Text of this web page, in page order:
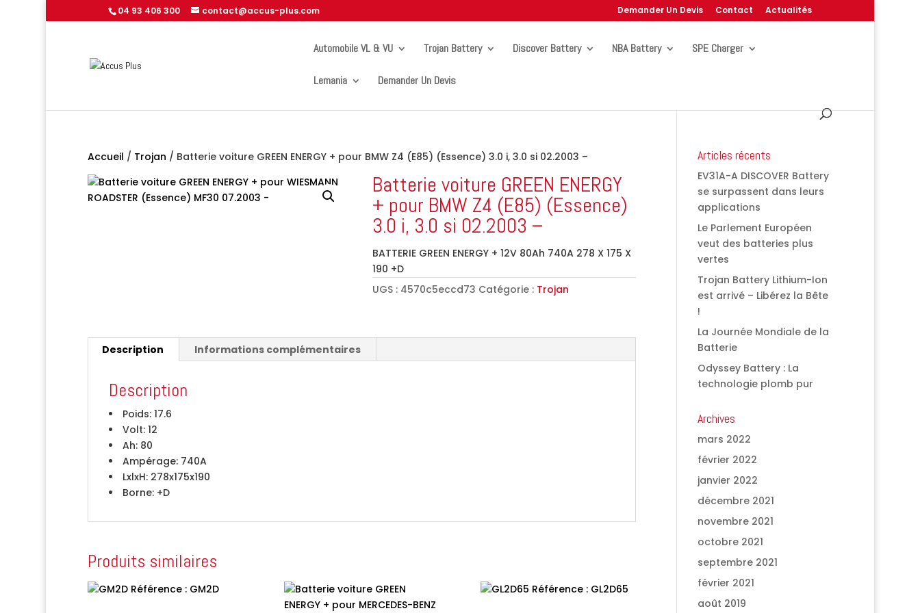
04 93 406 300 contact@accus-plus.com Demander Un Devis Contact Actualités
Automobile VL & VU Trojan Battery Discover Battery NBA Battery SPE Charger
Lemania Demander Un Devis
Accueil / Trojan / Batterie voiture GREEN ENERGY + pour BMW Z4 (E85) (Essence) 3.0 i, 3.0 si 02.2003 –
Batterie voiture GREEN ENERGY
+ pour BMW Z4 (E85) (Essence)
3.0 i, 3.0 si 02.2003 –
BATTERIE GREEN ENERGY + 12V 80Ah 740A 278 X 175 X
190 +D
UGS : 4570c5eccd73 Catégorie : Trojan
Description Informations complémentaires
Description
Poids:17.6
Volt:12
Ah:80
Ampérage:740A
LxlxH:278x175x190
Borne:+D
Produits similaires
Articles récents
EV31A-A DISCOVER Battery
se surpassent dans leurs
applications
Le Parlement Européen
veut des batteries plus
vertes
Trojan Battery Lithium-Ion
est arrivé – Libérez la Bête
!
La Journée Mondiale de la
Batterie
Odyssey Battery : La
technologie plomb pur
Archives
mars 2022
février 2022
janvier 2022
décembre 2021
novembre 2021
octobre 2021
septembre 2021
février 2021
août 2019